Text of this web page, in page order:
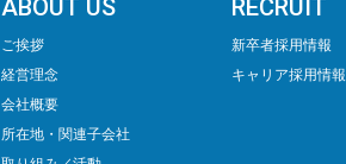
ABOUT US
ご挨拶
経営理念
会社概要
所在地・関連子会社
RECRUIT
新卒者採用情報
キャリア採用情報